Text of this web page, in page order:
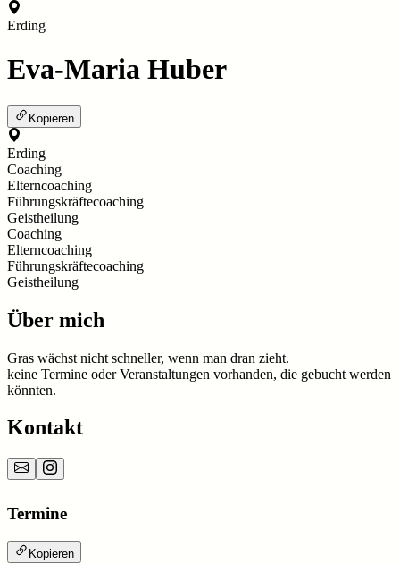
Erding
Eva-Maria Huber
Kopieren
Erding
Coaching
Elterncoaching
Führungskräftecoaching
Geistheilung
Coaching
Elterncoaching
Führungskräftecoaching
Geistheilung
Über mich
Gras wächst nicht schneller, wenn man dran zieht.
keine Termine oder Veranstaltungen vorhanden, die gebucht werden
könnten.
Kontakt
Termine
Kopieren